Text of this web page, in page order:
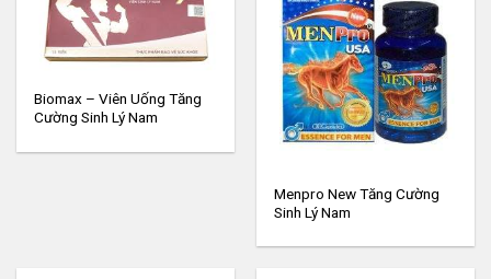
Biomax – Viên Uống Tăng
Cường Sinh Lý Nam
Menpro New Tăng Cường
Sinh Lý Nam